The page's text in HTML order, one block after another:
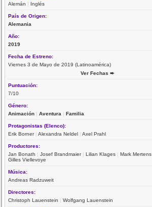
Alemán | Inglés
País de Origen:
Alemania
Año:
2019
Fecha de Estreno:
Viernes 3 de Mayo de 2019 (Latinoamérica)
Ver Fechas ➨
Puntuación:
7/10
Género:
Animación |Aventura |Familia
Protagonistas (Elenco):
Erik Borner|Alexandra Neldel |Axel Prahl
Productores:
Jan Bonath |Josef Brandmaier|Lilian Klages |Mark Mertens
Gilles Viellevoye
Música:
Andreas Radzuweit
Directores:
Christoph Lauenstein |Wolfgang Lauenstein